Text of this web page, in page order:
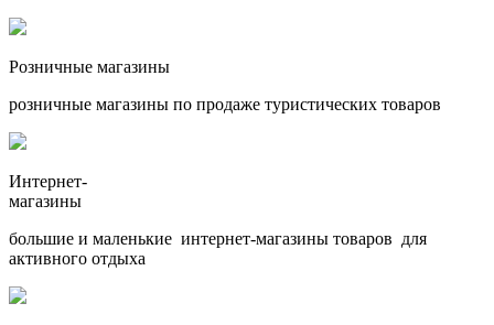
Розничные магазины
розничные магазины по продаже туристических товаров
Интернет-
магазины
большие и маленькие интернет-магазины товаров для
активного отдыха